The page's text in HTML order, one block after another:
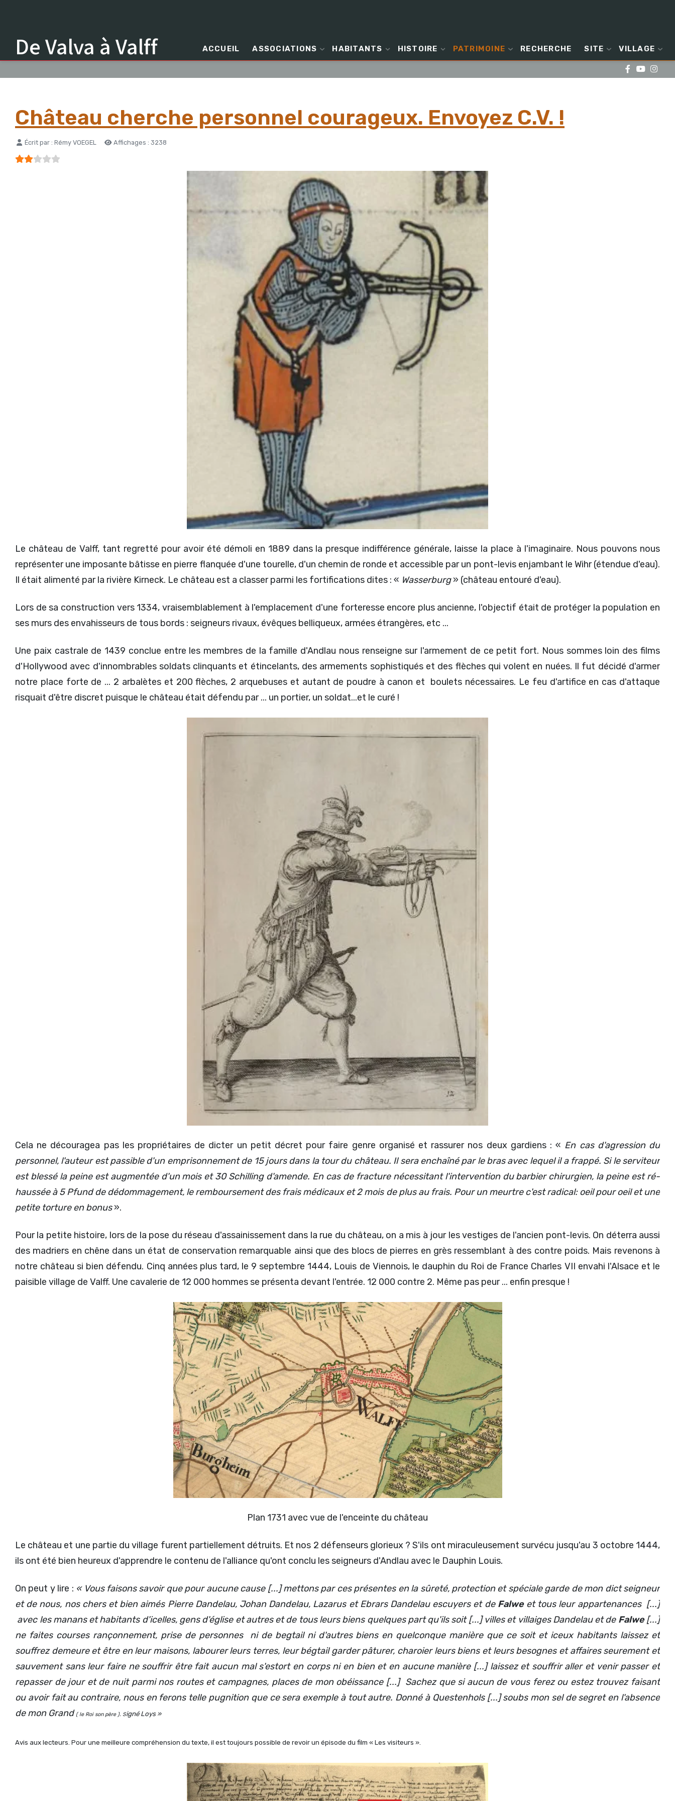
De Valva à Valff ACCUEIL ASSOCIATIONS HABITANTS HISTOIRE PATRIMOINE RECHERCHE SITE VILLAGE
Château cherche personnel courageux. Envoyez C.V. !
Détails
Écrit par : Rémy VOEGEL Affichages : 3238
Vote utilisateur:
Le château de Valff, tant regretté pour avoir été démoli en 1889 dans la presque indifférence générale, laisse la place à l'imaginaire. Nous pouvons nous
représenter une imposante bâtisse en pierre flanquée d'une tourelle, d'un chemin de ronde et accessible par un pont-levis enjambant le Wihr (étendue d'eau).
Il était alimenté par la rivière Kirneck. Le château est a classer parmi les fortifications dites : « Wasserburg» (château entouré d'eau).
Lors de sa construction vers 1334, vraisemblablement à l'emplacement d'une forteresse encore plus ancienne, l'objectif était de protéger la population en
ses murs des envahisseurs de tous bords : seigneurs rivaux, évêques belliqueux, armées étrangères, etc ...
Une paix castrale de 1439 conclue entre les membres de la famille d'Andlau nous renseigne sur l'armement de ce petit fort. Nous sommes loin des films
d'Hollywood avec d'innombrables soldats clinquants et étincelants, des armements sophistiqués et des flèches qui volent en nuées. Il fut décidé d'armer
notre place forte de ... 2 arbalètes et 200 flèches, 2 arquebuses et autant de poudre à canon et boulets nécessaires. Le feu d'artifice en cas d'attaque
risquait d'être discret puisque le château était défendu par ... un portier, un soldat...et le curé !
Cela ne découragea pas les propriétaires de dicter un petit décret pour faire genre organisé et rassurer nos deux gardiens : « En cas d'agression du
personnel, l'auteur est passible d'un emprisonnement de 15 jours dans la tour du château. Il sera enchaîné par le bras avec lequel il a frappé. Si le serviteur
est blessé la peine est augmentée d'un mois et 30 Schilling d'amende. En cas de fracture nécessitant l'intervention du barbier chirurgien, la peine est ré-
haussée à 5 Pfund de dédommagement, le remboursement des frais médicaux et 2 mois de plus au frais. Pour un meurtre c'est radical: oeil pour oeil et une
petite torture en bonus».
Pour la petite histoire, lors de la pose du réseau d'assainissement dans la rue du château, on a mis à jour les vestiges de l'ancien pont-levis. On déterra aussi
des madriers en chêne dans un état de conservation remarquable ainsi que des blocs de pierres en grès ressemblant à des contre poids. Mais revenons à
notre château si bien défendu. Cinq années plus tard, le 9 septembre 1444, Louis de Viennois, le dauphin du Roi de France Charles VII envahi l'Alsace et le
paisible village de Valff. Une cavalerie de 12 000 hommes se présenta devant l'entrée. 12 000 contre 2. Même pas peur ... enfin presque !
Plan 1731 avec vue de l'enceinte du château
Le château et une partie du village furent partiellement détruits. Et nos 2 défenseurs glorieux ? S'ils ont miraculeusement survécu jusqu'au 3 octobre 1444,
ils ont été bien heureux d'apprendre le contenu de l'alliance qu'ont conclu les seigneurs d'Andlau avec le Dauphin Louis.
On peut y lire : « Vous faisons savoir que pour aucune cause [...] mettons par ces présentes en la sûreté, protection et spéciale garde de mon dict seigneur
et de nous, nos chers et bien aimés Pierre Dandelau, Johan Dandelau, Lazarus et Ebrars Dandelau escuyers et de Falweet tous leur appartenances [...]
avec les manans et habitants d'icelles, gens d'église et autres et de tous leurs biens quelques part qu'ils soit [...] villes et villaiges Dandelau et de Falwe[...]
ne faites courses rançonnement, prise de personnes ni de begtail ni d'autres biens en quelconque manière que ce soit et iceux habitants laissez et
souffrez demeure et être en leur maisons, labourer leurs terres, leur bégtail garder pâturer, charoier leurs biens et leurs besognes et affaires seurement et
sauvement sans leur faire ne souffrir être fait aucun mal s'estort en corps ni en bien et en aucune manière [...] laissez et souffrir aller et venir passer et
repasser de jour et de nuit parmi nos routes et campagnes, places de mon obéissance [...] Sachez que si aucun de vous ferez ou estez trouvez faisant
ou avoir fait au contraire, nous en ferons telle pugnition que ce sera exemple à tout autre. Donné à Questenhols [...] soubs mon sel de segret en l'absence
de mon Grand ( le Roi son père ). Signé Loys »
Avis aux lecteurs. Pour une meilleure compréhension du texte, il est toujours possible de revoir un épisode du film « Les visiteurs ».